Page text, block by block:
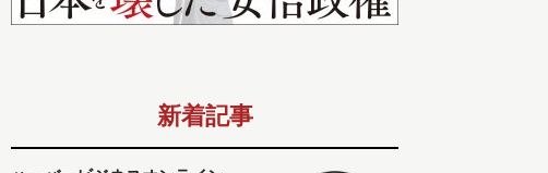
新着記事